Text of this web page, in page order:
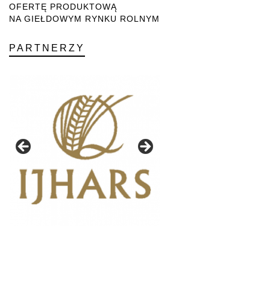
OFERTĘ PRODUKTOWĄ
NA GIEŁDOWYM RYNKU ROLNYM
PARTNERZY